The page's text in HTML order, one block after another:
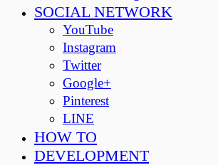
SOCIAL NETWORK
YouTube
Instagram
Twitter
Google+
Pinterest
LINE
HOW TO
DEVELOPMENT